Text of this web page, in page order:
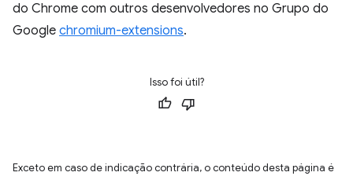
do Chrome com outros desenvolvedores no Grupo do
Google chromium-extensions.
Isso foi útil?
Exceto em caso de indicação contrária, o conteúdo desta página é